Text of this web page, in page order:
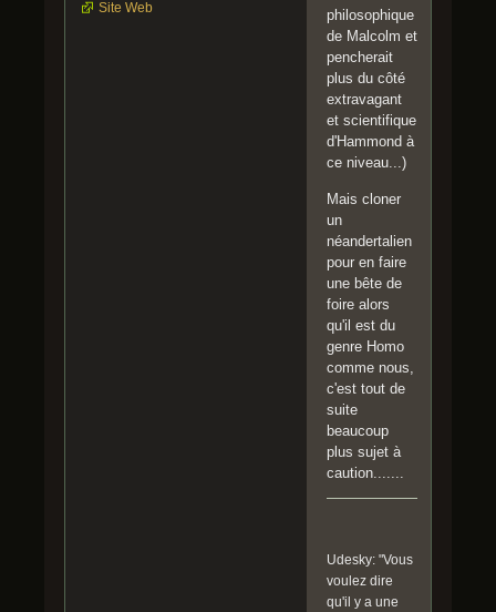
Site Web
philosophique
de Malcolm et
pencherait
plus du côté
extravagant
et scientifique
d'Hammond à
ce niveau...)
Mais cloner
un
néandertalien
pour en faire
une bête de
foire alors
qu'il est du
genre Homo
comme nous,
c'est tout de
suite
beaucoup
plus sujet à
caution.......
Udesky: "Vous
voulez dire
qu'il y a une